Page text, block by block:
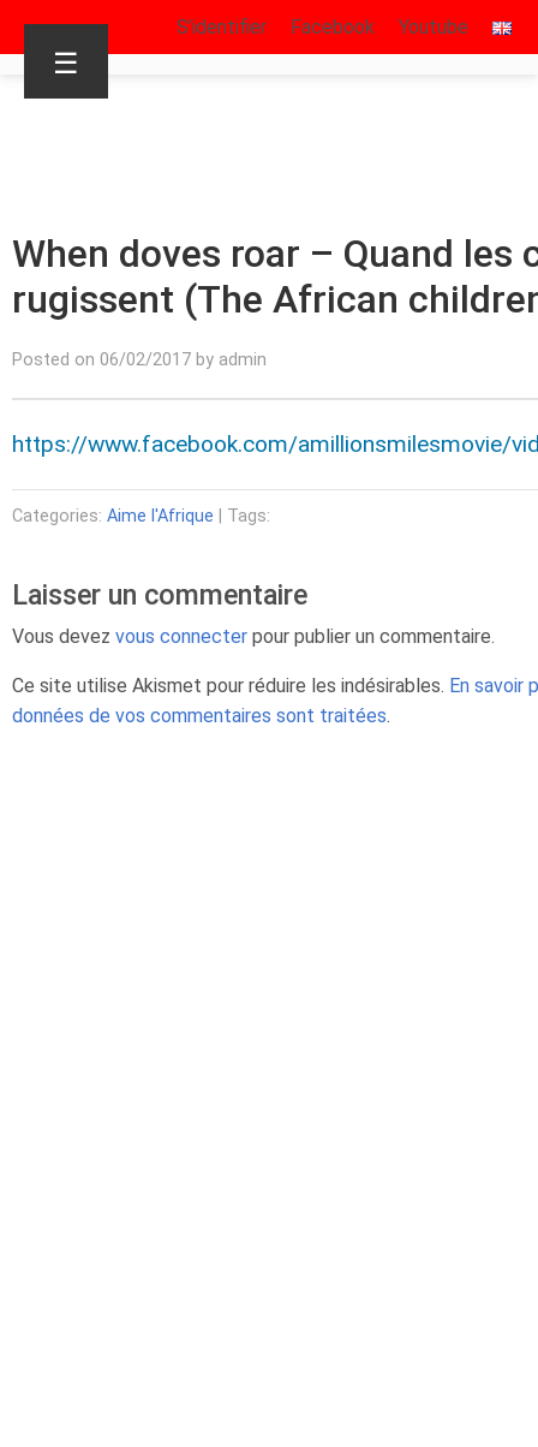
S’identifier Facebook Youtube
☰
When doves roar – Quand les
rugissent (The African
Posted on 06/02/2017 by admin
https://www.facebook.com/amillionsmilesmovie/
Categories: Aime l'Afrique | Tags:
Laisser un commentaire
Vous devez vous connecter pour publier un commentaire.
Ce site utilise Akismet pour réduire les indésirables. En savoir
données de vos commentaires sont traitées.